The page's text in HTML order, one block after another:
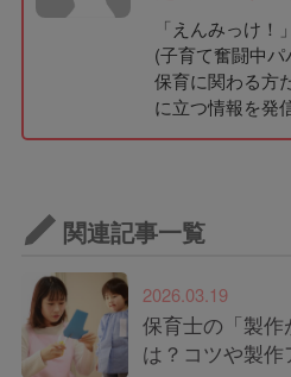
「えんみっけ
(子育て奮闘中パ
保育に関わる方
に立つ情報を発
関連記事一覧
2026.03.19
保育士の「製作
は？コツや製